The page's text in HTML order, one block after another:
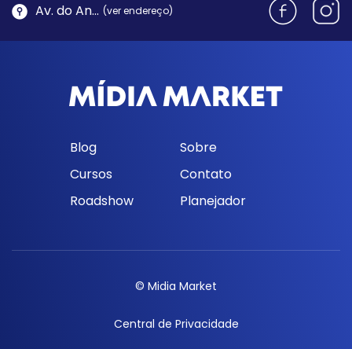
Av. do Antão, 1762 - Morro da Cruz | Florianópolis (ver endereço)
Blog
Sobre
Cursos
Contato
Roadshow
Planejador
© Midia Market
Central de Privacidade